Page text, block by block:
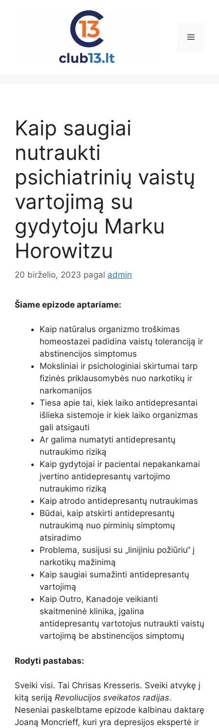
Meniu
Kaip saugiai
nutraukti
psichiatrinių vaistų
vartojimą su
gydytoju Marku
Horowitzu
20 birželio, 2023 pagal admin
Šiame epizode aptariame:
Kaip natūralus organizmo troškimas
homeostazei padidina vaistų toleranciją ir
abstinencijos simptomus
Moksliniai ir psichologiniai skirtumai tarp
fizinės priklausomybės nuo narkotikų ir
narkomanijos
Tiesa apie tai, kiek laiko antidepresantai
išlieka sistemoje ir kiek laiko organizmas
gali atsigauti
Ar galima numatyti antidepresantų
nutraukimo riziką
Kaip gydytojai ir pacientai nepakankamai
įvertino antidepresantų vartojimo
nutraukimo riziką
Kaip atrodo antidepresantų nutraukimas
Būdai, kaip atskirti antidepresantų
nutraukimą nuo pirminių simptomų
atsiradimo
Problema, susijusi su „linijiniu požiūriu“ į
narkotikų mažinimą
Kaip saugiai sumažinti antidepresantų
vartojimą
Kaip Outro, Kanadoje veikianti
skaitmeninė klinika, įgalina
antidepresantų vartotojus nutraukti vaistų
vartojimą be abstinencijos simptomų
Rodyti pastabas:
Sveiki visi. Tai Chrisas Kresseris. Sveiki atvykę į
kitą seriją Revoliucijos sveikatos radijas.
Neseniai paskelbtame epizode kalbinau daktarę
Joaną Moncrieff, kuri yra depresijos ekspertė ir